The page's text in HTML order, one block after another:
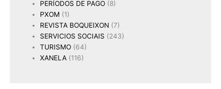
PERÍODOS DE PAGO (8)
PXOM (1)
REVISTA BOQUEIXON (7)
SERVICIOS SOCIAIS (243)
TURISMO (64)
XANELA (116)